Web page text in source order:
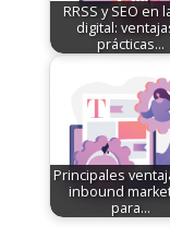
RRSS y SEO en
digital:
prácticas…
Principales
inbound
para…